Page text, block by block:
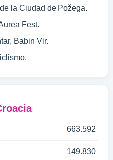
la Ciudad de Požega.
Fest.
Babin Vir.
663.592
149.830